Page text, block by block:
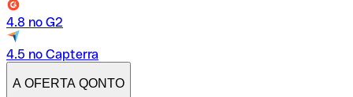
4.8 no G2
4.5 no Capterra
A OFERTA QONTO